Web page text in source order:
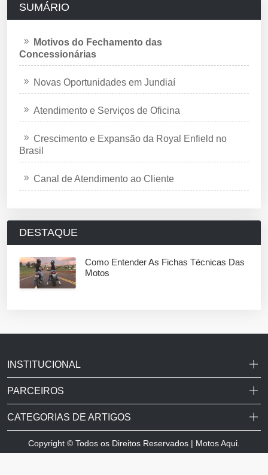
SUMÁRIO
Motivos do Fechamento das
Concessionárias
Novas Oportunidades em Jundiaí
Atendimento e Serviços de Oficina
Crescimento e Expansão da Royal Enfield no
Brasil
Canal de Atendimento ao Cliente
DESTAQUE
Como Entender As Fichas Técnicas Das
Motos
INSTITUCIONAL
PARCEIROS
CATEGORIAS DE ARTIGOS
Copyright © Todos os Direitos Reservados | Motos Aqui.